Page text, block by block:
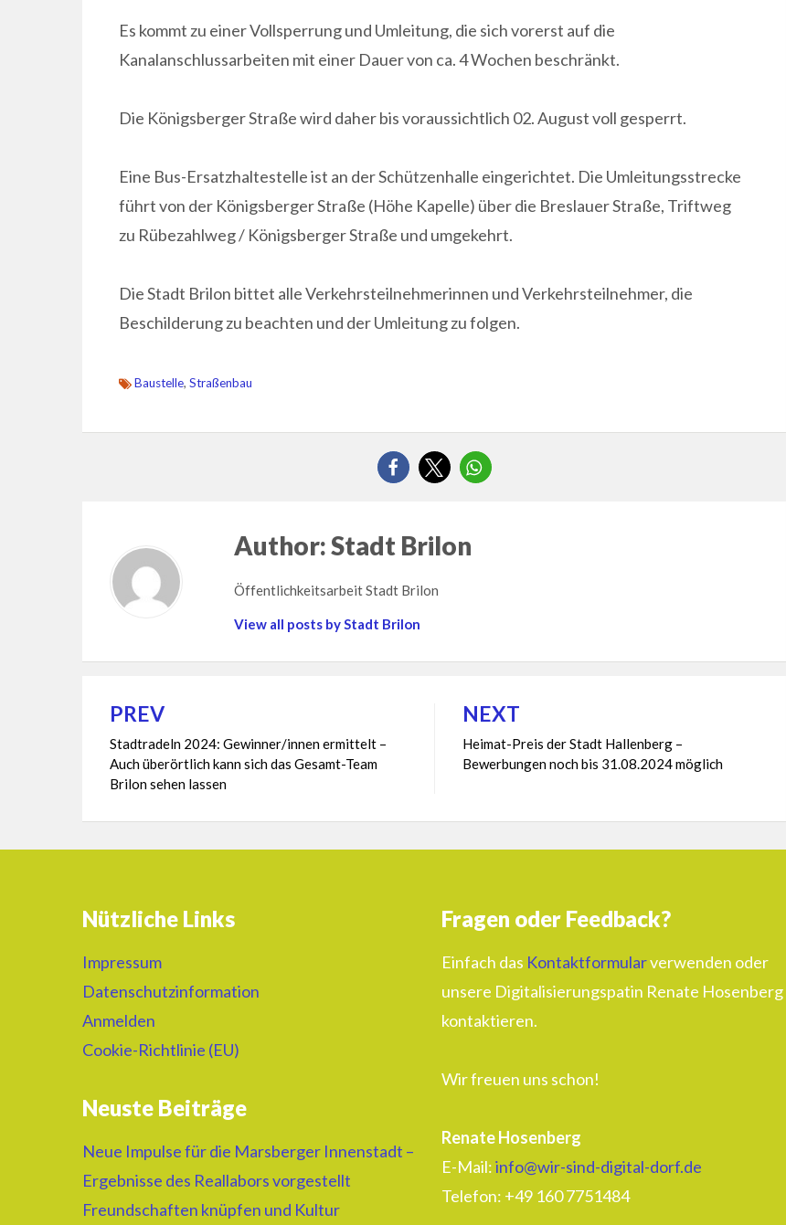
Es kommt zu einer Vollsperrung und Umleitung, die sich vorerst auf die
Kanalanschlussarbeiten mit einer Dauer von ca. 4 Wochen beschränkt.
Die Königsberger Straße wird daher bis voraussichtlich 02. August voll gesperrt.
Eine Bus-Ersatzhaltestelle ist an der Schützenhalle eingerichtet. Die Umleitungsstrecke
führt von der Königsberger Straße (Höhe Kapelle) über die Breslauer Straße, Triftweg
zu Rübezahlweg / Königsberger Straße und umgekehrt.
Die Stadt Brilon bittet alle Verkehrsteilnehmerinnen und Verkehrsteilnehmer, die
Beschilderung zu beachten und der Umleitung zu folgen.
Baustelle, Straßenbau
Author:Stadt Brilon
Öffentlichkeitsarbeit Stadt Brilon
View all posts by Stadt Brilon
Beitragsnavigation
PREV
Stadtradeln 2024: Gewinner/innen ermittelt –
Auch überörtlich kann sich das Gesamt-Team
Brilon sehen lassen
NEXT
Heimat-Preis der Stadt Hallenberg –
Bewerbungen noch bis 31.08.2024 möglich
Nützliche Links
Impressum
Datenschutzinformation
Anmelden
Cookie-Richtlinie (EU)
Neuste Beiträge
Neue Impulse für die Marsberger Innenstadt –
Ergebnisse des Reallabors vorgestellt
Freundschaften knüpfen und Kultur
Fragen oder Feedback?
Einfach das Kontaktformularverwenden oder
unsere Digitalisierungspatin Renate Hosenberg
kontaktieren.
Wir freuen uns schon!
Renate Hosenberg
E-Mail:info@wir-sind-digital-dorf.de
Telefon: ‭+49 160 7751484‬